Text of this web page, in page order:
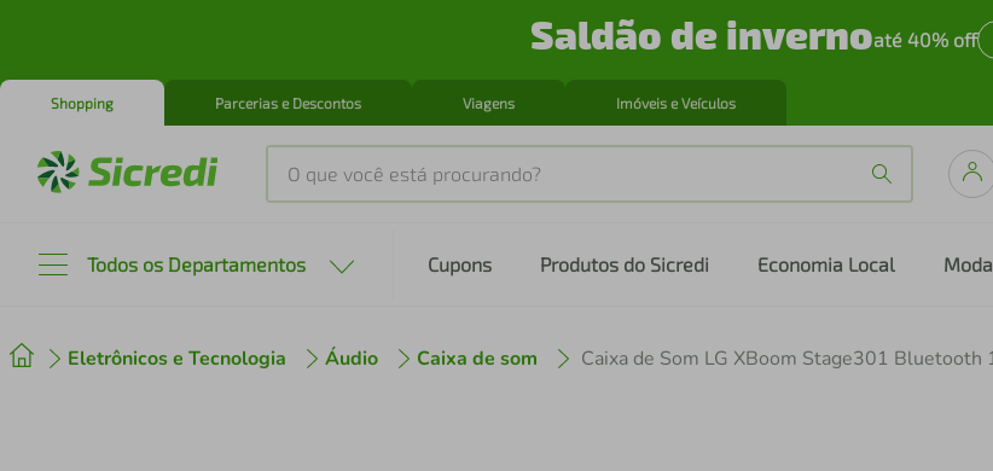
Saldão de invernoaté 40% off
Shopping Parcerias e Descontos Viagens Imóveis e Veículos
O que você está procurando?
Todos os Departamentos Cupons Produtos do Sicredi Economia Local Moda
Eletrônicos e Tecnologia Áudio Caixa de som
2º cafeteira